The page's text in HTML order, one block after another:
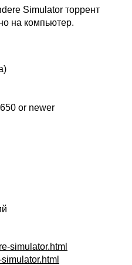
Simulator торрент
на компьютер.
or newer
simulator.html